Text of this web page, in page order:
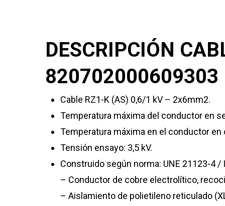
DESCRIPCIÓN
820702000609303
Cable RZ1-K (AS) 0,6/1 kV – 2x6mm2.
Temperatura máxima del conductor en
Temperatura máxima en el conductor
Tensión ensayo: 3,5 kV.
Construido según norma: UNE 21123-4 /
– Conductor de cobre electrolítico,
– Aislamiento de polietileno reticulado